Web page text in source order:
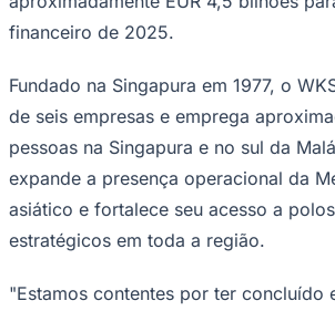
Para Sua Empresa
Guia de Empresas
Vagas na Região
Novo
Hub de Negócios
Guia Comercial
Selo Verificado
Agenda de Vestibulares
Vagas de Emprego
Concursos
Panorama Econômico
financeiro de 2025.
Fundado na Singapura em 1977, o
de seis empresas e emprega
pessoas na Singapura e no sul da
expande a presença operacional da
asiático e fortalece seu acesso a
estratégicos em toda a região.
"Estamos contentes por ter concluído